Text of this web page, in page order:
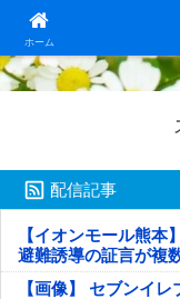
ホーム日本第一！ニ
配信記事
【イオンモール熊本
避難誘導の証言が複
疑い
【画像】 セブンイ